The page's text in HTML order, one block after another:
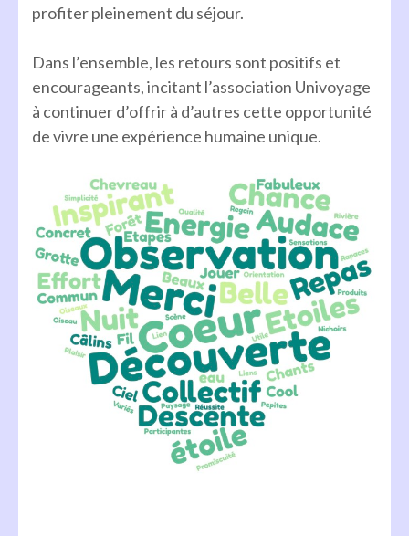
profiter pleinement du séjour.
Dans l’ensemble, les retours sont positifs et
encourageants, incitant l’association Univoyage
à continuer d’offrir à d’autres cette opportunité
de vivre une expérience humaine unique.